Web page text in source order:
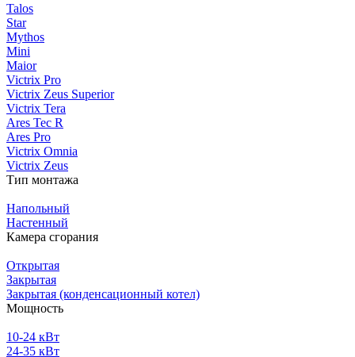
Talos
Star
Mythos
Mini
Maior
Victrix Pro
Victrix Zeus Superior
Victrix Tera
Ares Tec R
Ares Pro
Victrix Omnia
Victrix Zeus
Тип монтажа
Напольный
Настенный
Камера сгорания
Открытая
Закрытая
Закрытая (конденсационный котел)
Мощность
10-24 кВт
24-35 кВт